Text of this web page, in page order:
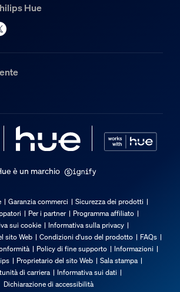
Hue
è un marchio
Garanzia commerci
Sicurezza dei prodotti
Per i partner
Programma affiliato
sui cookie
Informativa sulla privacy
sito Web
Condizioni d'uso del prodotto
FAQs
Policy di fine supporto
Informazioni
Proprietario del sito Web
Sala stampa
di carriera
Informativa sui dati
Dichiarazione di accessibilità